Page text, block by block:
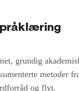
grundig
metoder
og flyt.